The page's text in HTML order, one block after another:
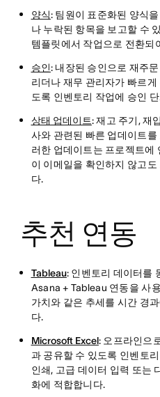
양식: 팀원이 표준화된 양식
나 누락된 항목을 보고할 수
템플릿에서 작업으로 전환되
승인: 내장된 승인으로 재주
리더나 재무 관리자가 빠르
도록 인벤토리 작업에 승인
상태 업데이트: 재고 주기, 재
사와 관련된 빠른 업데이트
러한 업데이트는 프로젝트에
이 이메일을 확인하지 않고
다.
추천 연동
Tableau: 인벤토리 데이터를
Asana + Tableau 연동을 사
가치와 같은 추세를 시간 경
다.
Microsoft Excel: 오프라인으
과 공유할 수 있도록 인벤토
인쇄, 고급 데이터 입력 또는
화에 적합합니다.